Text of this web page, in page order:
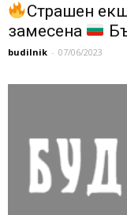
Страшен
замесена
budilnik - 07/06/2023